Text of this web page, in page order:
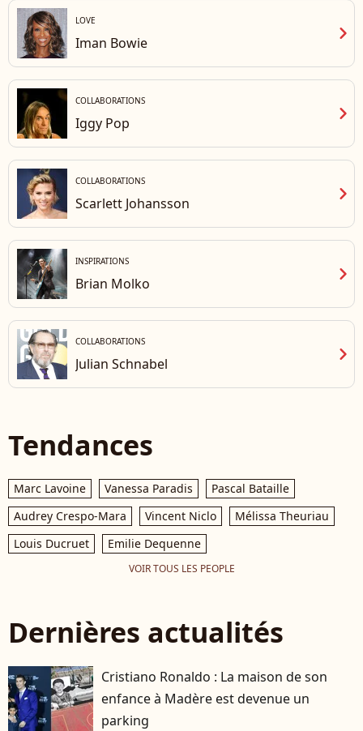
LOVE
Iman Bowie chevron_right
COLLABORATIONS
Iggy Pop chevron_right
COLLABORATIONS
Scarlett Johansson chevron_right
INSPIRATIONS
Brian Molko chevron_right
COLLABORATIONS
Julian Schnabel chevron_right
Tendances
Marc Lavoine Vanessa Paradis
Pascal Bataille
Audrey Crespo-Mara
Vincent Niclo
Mélissa Theuriau
Louis Ducruet
Emilie Dequenne
VOIR TOUS LES PEOPLE
Dernières actualités
Cristiano Ronaldo : La maison de son
enfance à Madère est devenue un
parking